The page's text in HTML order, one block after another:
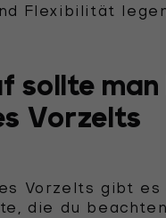
Flexibilität
sollte
Vorzelts
Vorzelts gibt es
die du